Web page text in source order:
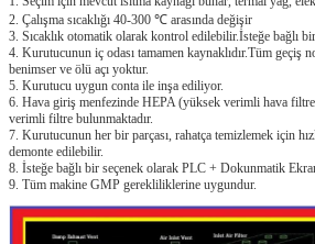
2. Çalışma sıcaklığı 40-300 ℃ arasında değişir
3. Sıcaklık otomatik olarak kontrol edilebilir.İsteğe bağlı bir
4. Kurutucunun iç odası tamamen kaynaklıdır.Tüm geçiş
benimser ve ölü açı yoktur.
5. Kurutucu uygun conta ile inşa ediliyor.
6. Hava giriş menfezinde HEPA (yüksek verimli hava
verimli filtre bulunmaktadır.
7. Kurutucunun her bir parçası, rahatça temizlemek için
demonte edilebilir.
8. İsteğe bağlı bir seçenek olarak PLC + Dokunmatik
9. Tüm makine GMP gerekliliklerine uygundur.